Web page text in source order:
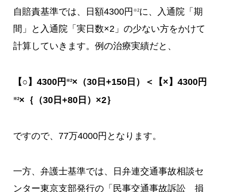
自賠責基準では、日額4300円 ※2に、入通院「期
間」と入通院「実日数×2」の少ない方をかけて
計算していきます。例の治療実績だと、
【○】4300円 ※2×（30日+150日）＜【×】4300円
※2×｛（30日+80日）×2｝
ですので、77万4000円となります。
一方、弁護士基準では、日弁連交通事故相談セ
ンター東京支部発行の「民事交通事故訴訟 損